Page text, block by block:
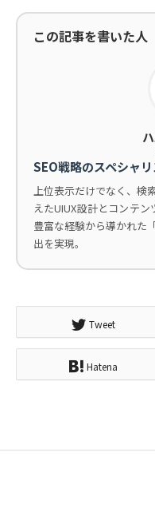
この記事を書いた人
SEO戦略のスペシャリ
上位表示だけでなく、検
えたUIUX設計とコンテ
豊富な経験から導かれた
出を実現。
Tweet
Hatena